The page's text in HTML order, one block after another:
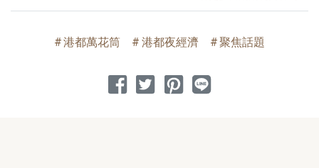
港都萬花筒 港都夜經濟 聚焦話題
分享到 Facebook
分享到 Twitter
分享到 Pinterest
分享到 Line